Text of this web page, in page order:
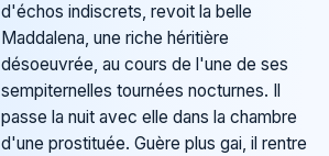
d'échos indiscrets, revoit la belle
Maddalena, une riche héritière
désoeuvrée, au cours de l'une de ses
sempiternelles tournées nocturnes. Il
passe la nuit avec elle dans la chambre
d'une prostituée. Guère plus gai, il rentre